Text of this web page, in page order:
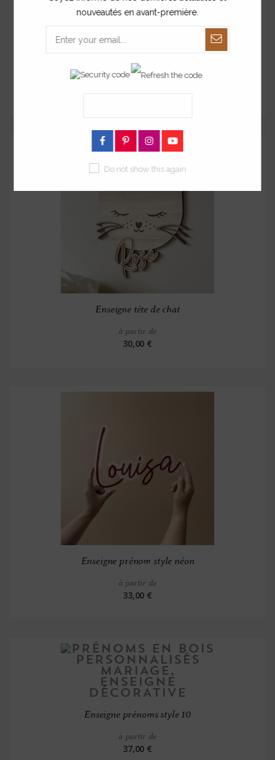
à partir de
Enseigne tête de chat
à partir de
30,00 €
Enseigne prénom style néon
à partir de
33,00 €
Enseigne prénoms style 10
à partir de
37,00 €
nouveautés en avant-première.
Do not show this again